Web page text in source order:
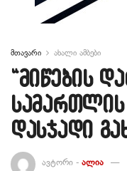
მთავარი ახალი ამბები
“მიწების
დასჯადი
ავტორი - ალია